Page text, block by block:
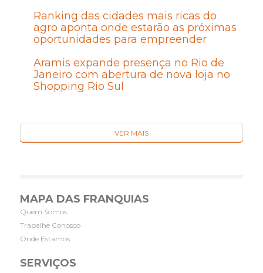
Ranking das cidades mais ricas do
agro aponta onde estarão as próximas
oportunidades para empreender
Aramis expande presença no Rio de
Janeiro com abertura de nova loja no
Shopping Rio Sul
VER MAIS
MAPA DAS FRANQUIAS
Quem Somos
Trabalhe Conosco
Onde Estamos
SERVIÇOS